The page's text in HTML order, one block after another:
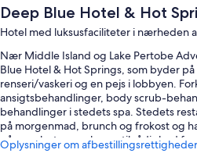
Deep Blue Hotel & Hot
Hotel med luksusfaciliteter i nærheden
Nær Middle Island og Lake Pertobe
Blue Hotel & Hot Springs, som byder
renseri/vaskeri og en pejs i lobbyen.
ansigtsbehandlinger, body scrub-
behandlinger i stedets spa. Stedets
på morgenmad, brunch og frokost og
på værelset og en bar er til rådighed for
Oplysninger om afbestillingsrettigheder